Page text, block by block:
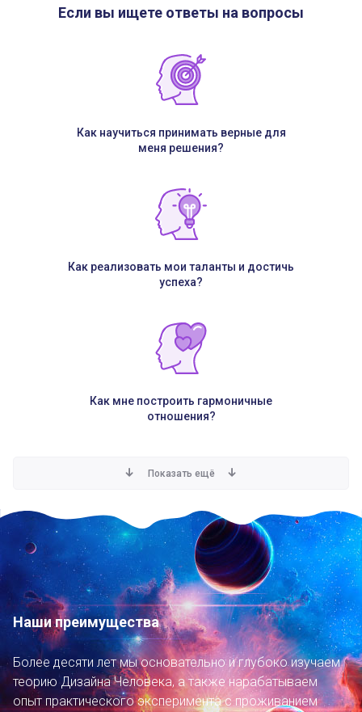
Если вы ищете ответы на вопросы
Как научиться принимать верные для
меня решения?
Как реализовать мои таланты и достичь
успеха?
Как мне построить гармоничные
отношения?
Показать ещё
Наши преимущества
Более десяти лет мы основательно и глубоко изучаем
теорию Дизайна Человека, а также нарабатываем
опыт практического эксперимента с проживанием